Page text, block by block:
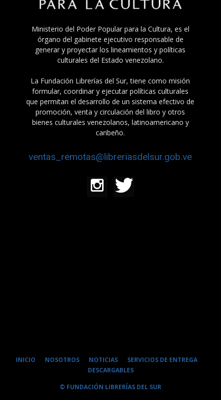
Ministerio del Poder Popular para la Cultura, es el
órgano del gabinete ejecutivo responsable de
generar y proyectar los lineamientos y políticas
culturales del Estado venezolano.
La Fundación Librerías del Sur, tiene como misión
formular, coordinar y ejecutar políticas culturales
que permitan el desarrollo de un sistema efectivo de
promoción, venta y circulación del libro y otros
bienes culturales venezolanos, latinoamericano y
caribeño.
ventas_remotas@libreriasdelsur.gob.ve
INICIO NOSOTROS NOTICIAS
SERVICIOS DE ENTREGA
DESCARGABLES
© FUNDACIÓN LIBRERÍAS DEL SUR